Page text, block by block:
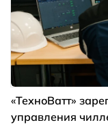
«ТехноВатт»
управления